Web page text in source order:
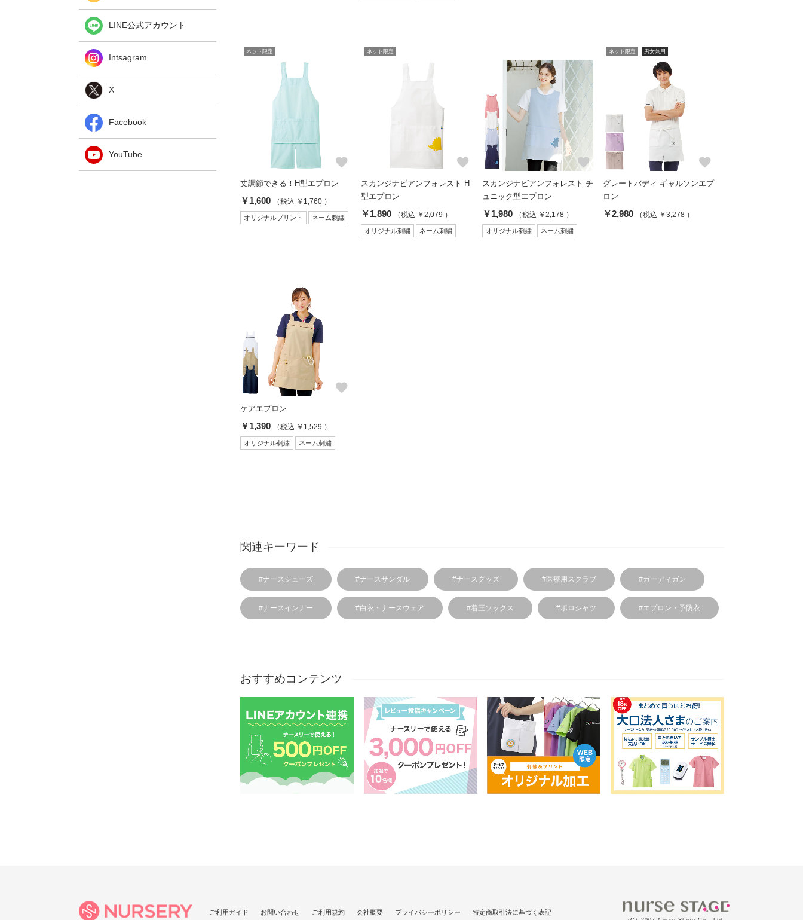
LINE公式アカウント
Intsagram
X
Facebook
YouTube
ネット限定
favorite
丈調節できる！H型エプロン
￥1,600 （税込 ￥1,760 ）
オリジナルプリント ネーム刺繍
ネット限定
favorite
スカンジナビアンフォレスト H
型エプロン
￥1,890 （税込 ￥2,079 ）
オリジナル刺繍 ネーム刺繍
favorite
スカンジナビアンフォレスト チ
ュニック型エプロン
￥1,980 （税込 ￥2,178 ）
オリジナル刺繍 ネーム刺繍
ネット限定 男女兼用
favorite
グレートバディ ギャルソンエプ
ロン
￥2,980 （税込 ￥3,278 ）
favorite
ケアエプロン
￥1,390 （税込 ￥1,529 ）
オリジナル刺繍 ネーム刺繍
関連キーワード
#ナースシューズ #ナースサンダル #ナースグッズ #医療用スクラブ #カーディガン
#ナースインナー #白衣・ナースウェア #着圧ソックス #ポロシャツ #エプロン・予防衣
おすすめコンテンツ
ご利用ガイド お問い合わせ ご利用規約 会社概要 プライバシーポリシー 特定商取引法に基づく表記